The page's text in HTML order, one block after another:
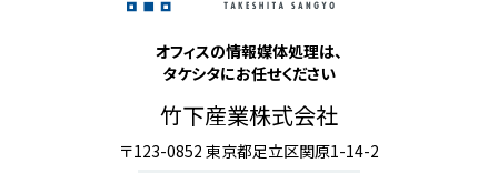
オフィスの情報媒体処理は、
タケシタにお任せください
竹下産業株式会社
〒123-0852 東京都足立区関原1-14-2